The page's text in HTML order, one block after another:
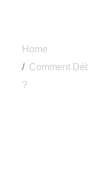
Home
Comment
?